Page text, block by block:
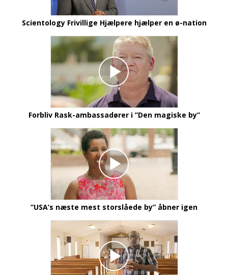
Scientology Frivillige Hjælpere hjælper en ø-nation
Forbliv Rask-ambassadører i ”Den magiske by”
”USA’s næste mest storslåede by” åbner igen